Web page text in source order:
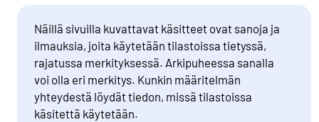
Näillä sivuilla kuvattavat käsitteet ovat sanoja ja
ilmauksia, joita käytetään tilastoissa tietyssä,
rajatussa merkityksessä. Arkipuheessa sanalla
voi olla eri merkitys. Kunkin määritelmän
yhteydestä löydät tiedon, missä tilastoissa
käsitettä käytetään.